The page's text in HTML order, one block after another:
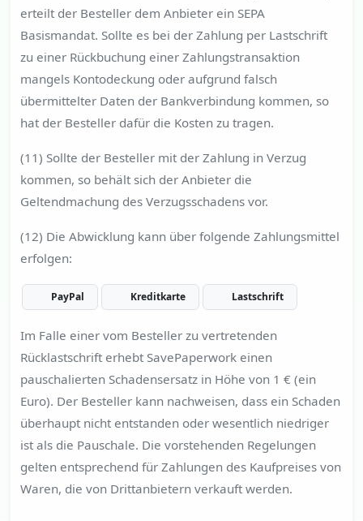
erteilt der Besteller dem Anbieter ein SEPA
Basismandat. Sollte es bei der Zahlung per Lastschrift
zu einer Rückbuchung einer Zahlungstransaktion
mangels Kontodeckung oder aufgrund falsch
übermittelter Daten der Bankverbindung kommen, so
hat der Besteller dafür die Kosten zu tragen.
(11) Sollte der Besteller mit der Zahlung in Verzug
kommen, so behält sich der Anbieter die
Geltendmachung des Verzugsschadens vor.
(12) Die Abwicklung kann über folgende Zahlungsmittel
erfolgen:
PayPal Kreditkarte Lastschrift
Im Falle einer vom Besteller zu vertretenden
Rücklastschrift erhebt SavePaperwork einen
pauschalierten Schadensersatz in Höhe von 1 € (ein
Euro). Der Besteller kann nachweisen, dass ein Schaden
überhaupt nicht entstanden oder wesentlich niedriger
ist als die Pauschale. Die vorstehenden Regelungen
gelten entsprechend für Zahlungen des Kaufpreises von
Waren, die von Drittanbietern verkauft werden.